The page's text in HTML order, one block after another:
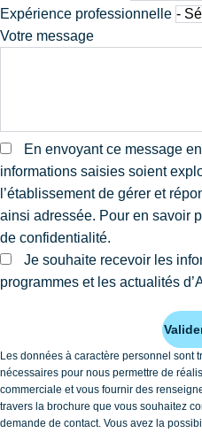
Expérience professionnelle
Votre message
En envoyant ce message
informations saisies soient
l’établissement de gérer et
ainsi adressée. Pour en savoir
de confidentialité.
Je souhaite recevoir les
programmes et les actualités
Les données à caractère personnel sont
nécessaires pour nous permettre de
commerciale et vous fournir des
travers la brochure que vous souhaitez
demande de contact. Vous avez la